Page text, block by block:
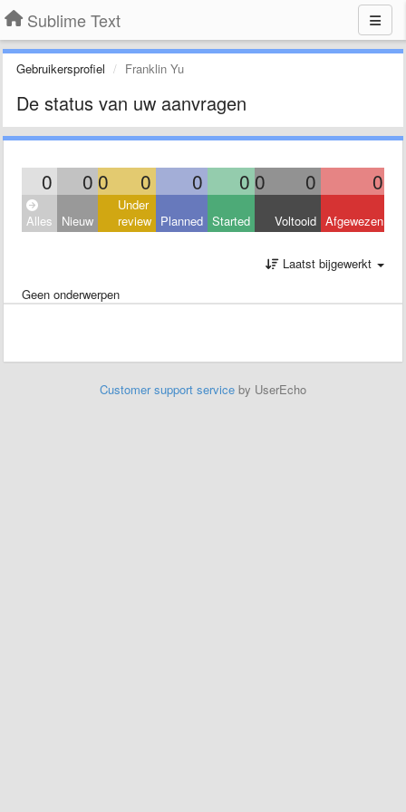
Sublime Text
Gebruikersprofiel Franklin Yu
De status van uw aanvragen
0 0 0 0 0 0 0 0 0
Alles Nieuw
Under
review Planned Started Voltooid Afgewezen
Laatst bijgewerkt
Geen onderwerpen
Customer support service by UserEcho